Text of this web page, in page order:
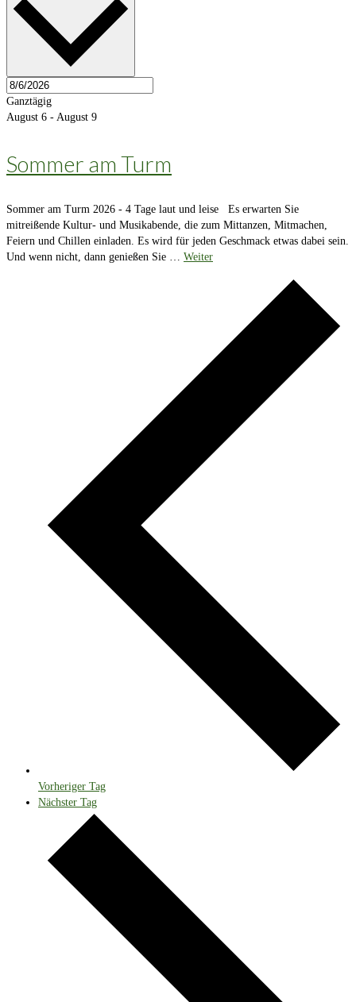
Ganztägig
August 6 - August 9
Sommer am Turm
Sommer am Turm 2026 - 4 Tage laut und leise Es erwarten Sie
mitreißende Kultur- und Musikabende, die zum Mittanzen, Mitmachen,
Feiern und Chillen einladen. Es wird für jeden Geschmack etwas dabei sein.
Und wenn nicht, dann genießen Sie … Weiter
Vorheriger Tag
Nächster Tag